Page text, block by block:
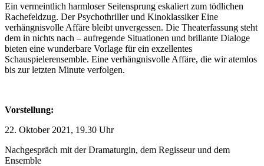
Ein vermeintlich harmloser Seitensprung eskaliert zum tödlichen
Rachefeldzug. Der Psychothriller und Kinoklassiker Eine
verhängnisvolle Affäre bleibt unvergessen. Die Theaterfassung steht
dem in nichts nach – aufregende Situationen und brillante Dialoge
bieten eine wunderbare Vorlage für ein exzellentes
Schauspielerensemble. Eine verhängnisvolle Affäre, die wir atemlos
bis zur letzten Minute verfolgen.
Vorstellung:
22. Oktober 2021, 19.30 Uhr
Nachgespräch mit der Dramaturgin, dem Regisseur und dem
Ensemble